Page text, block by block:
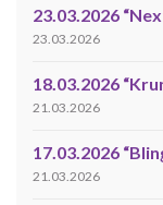
23.03.2026
23.03.2026
18.03.2026
21.03.2026
17.03.2026
21.03.2026